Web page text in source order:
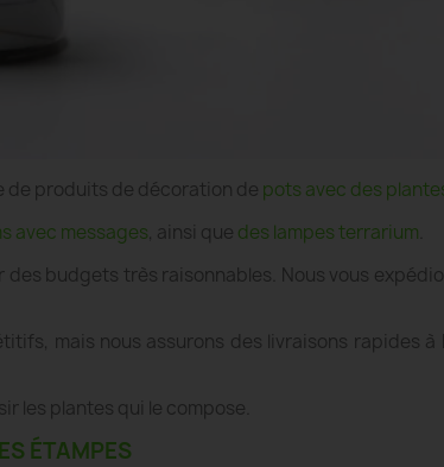
de produits de décoration de pots avec des
avec messages, ainsi que des lampes terrarium
budgets très raisonnables. Nous vous
mais nous assurons des livraisons rapides à
les plantes qui le compose.
ÉTAMPES